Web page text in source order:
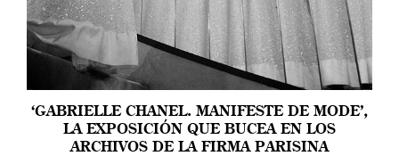
‘GABRIELLE CHANEL. MANIFESTE DE MODE’,
LA EXPOSICIÓN QUE BUCEA EN LOS
ARCHIVOS DE LA FIRMA PARISINA